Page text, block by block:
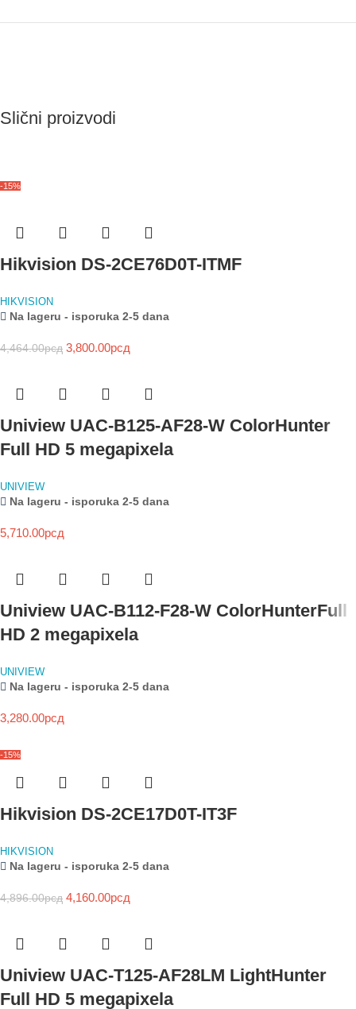
Slični proizvodi
-15%
Hikvision DS-2CE76D0T-ITMF
HIKVISION
Na lageru - isporuka 2-5 dana
4,464.00рсд 3,800.00рсд
Uniview UAC-B125-AF28-W ColorHunter
Full HD 5 megapixela
UNIVIEW
Na lageru - isporuka 2-5 dana
5,710.00рсд
Uniview UAC-B112-F28-W ColorHunterFull
HD 2 megapixela
UNIVIEW
Na lageru - isporuka 2-5 dana
3,280.00рсд
-15%
Hikvision DS-2CE17D0T-IT3F
HIKVISION
Na lageru - isporuka 2-5 dana
4,896.00рсд 4,160.00рсд
Uniview UAC-T125-AF28LM LightHunter
Full HD 5 megapixela